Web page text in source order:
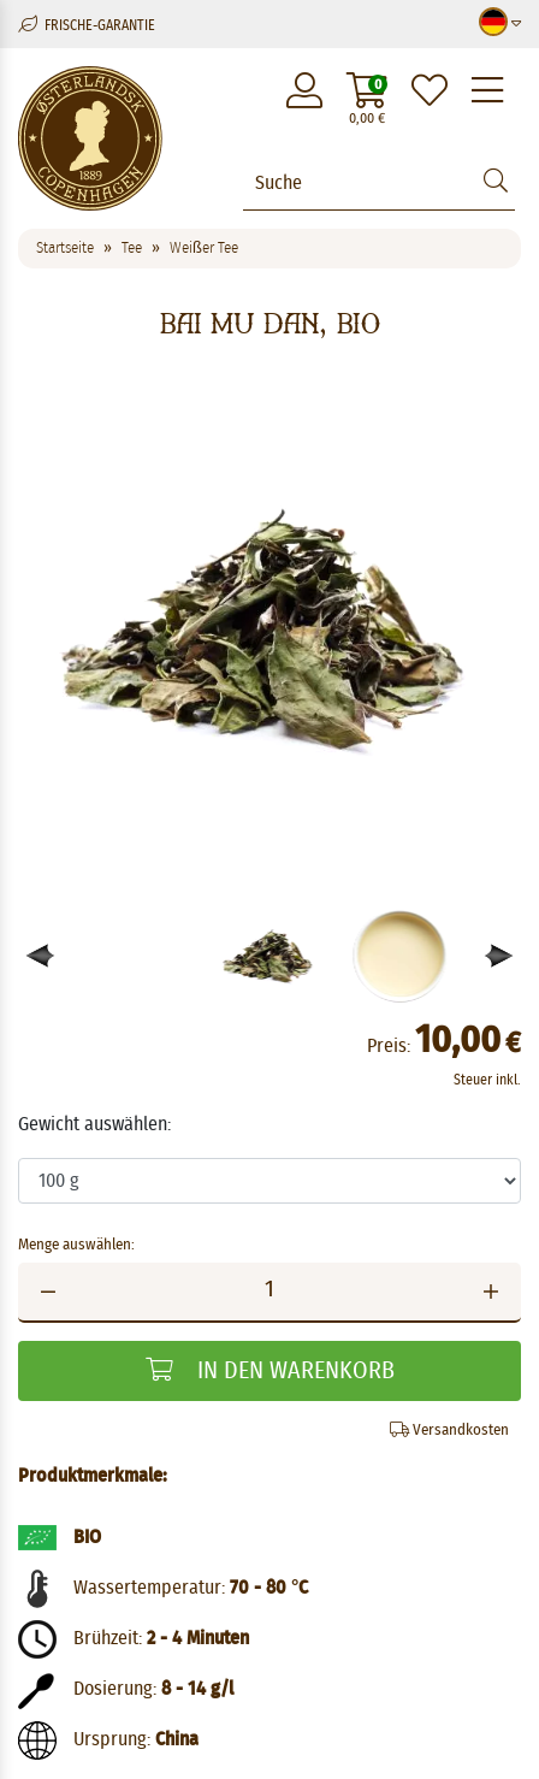
FRISCHE-GARANTIE
0,00€
0
Startseite Tee Weißer Tee
Bai Mu Dan, BIO
Preis: 10,00€
Steuer inkl.
Gewicht auswählen:
Menge auswählen:
IN DEN WARENKORB
Versandkosten
Produktmerkmale:
BIO
Wassertemperatur: 70 - 80 °C
Brühzeit: 2 - 4 Minuten
Dosierung: 8 - 14 g/l
Ursprung: China